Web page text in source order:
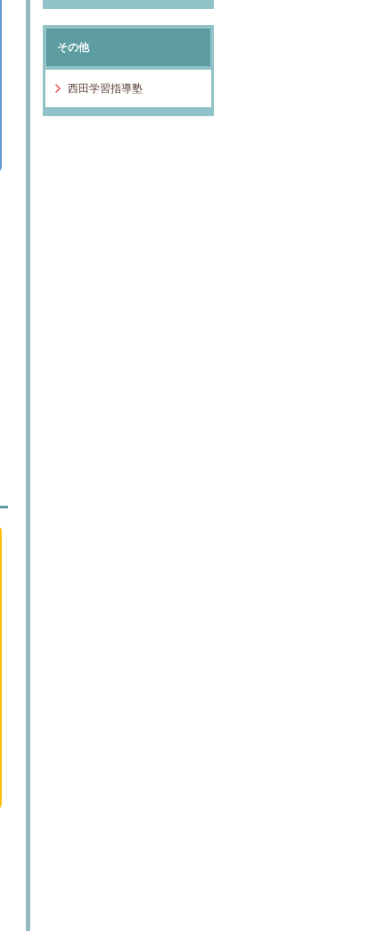
その他
西田学習指導塾